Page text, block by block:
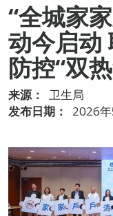
“全城家
动今启动
防控“双
来源：
卫生局
发布日期：
2026